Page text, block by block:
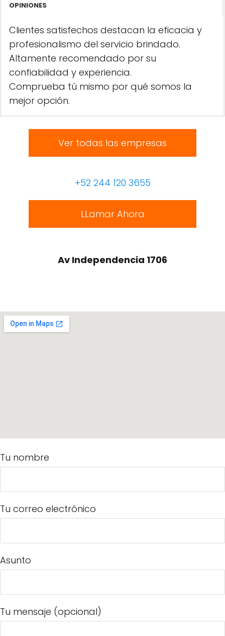
OPINIONES
Clientes satisfechos destacan la eficacia y
profesionalismo del servicio brindado.
Altamente recomendado por su
confiabilidad y experiencia.
Comprueba tú mismo por qué somos la
mejor opción.
Ver todas las empresas
+52 244 120 3655
LLamar Ahora
Av Independencia 1706
Tu nombre
Tu correo electrónico
Asunto
Tu mensaje (opcional)